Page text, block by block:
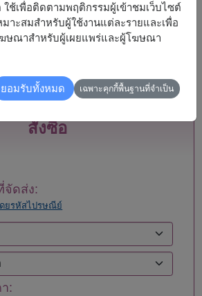
ภูเก็ต
มหาสารคาม
มุกดาหาร
ร้อยเอ็ด
ระยอง
สกลนคร
สั่งซื้อ
จัดส่ง:
ยรหัสไปรษณีย์
:
ช้เพื่อติดตามพฤติกรรมผู้เข้าชมเว็บไซต์
าะสมสำหรับผู้ใช้งานแต่ละรายและเพื่อ
ษณาสำหรับผู้เผยแพร่และผู้โฆษณา
ยอมรับทั้งหมด เฉพาะคุกกี้พื้นฐานที่จำเป็น